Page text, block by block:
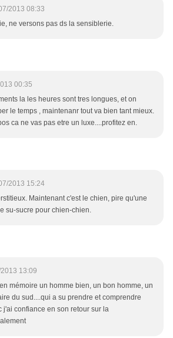
2013 08:33
ne versons pas ds la sensiblerie.
00:35
la les heures sont tres longues, et on
le temps , maintenanr tout va bien tant mieux.
ca ne vas pas etre un luxe....profitez en.
2013 15:24
Maintenant c'est le chien, pire qu'une
su-sucre pour chien-chien.
13:09
mémoire un homme bien, un bon homme, un
du sud....qui a su prendre et comprendre
j'ai confiance en son retour sur la